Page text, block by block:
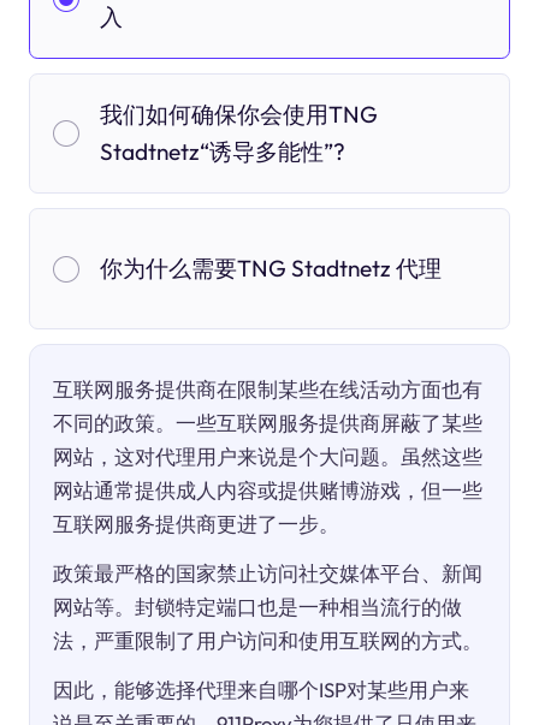
入
我们如何确保你会使用TNG
Stadtnetz“诱导多能性”?
你为什么需要TNG Stadtnetz 代理
互联网服务提供商在限制某些在线活动方面也有
不同的政策。一些互联网服务提供商屏蔽了某些
网站，这对代理用户来说是个大问题。虽然这些
网站通常提供成人内容或提供赌博游戏，但一些
互联网服务提供商更进了一步。
政策最严格的国家禁止访问社交媒体平台、新闻
网站等。封锁特定端口也是一种相当流行的做
法，严重限制了用户访问和使用互联网的方式。
因此，能够选择代理来自哪个ISP对某些用户来